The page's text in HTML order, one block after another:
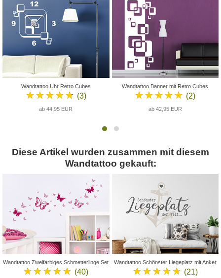
Wandtattoo Uhr Retro Cubes
★★★★★ (3)
ab 44,95 EUR
Wandtattoo Banner mit Retro Cubes
★★★★★ (2)
ab 42,95 EUR
Diese Artikel wurden zusammen mit diesem
Wandtattoo gekauft:
Wandtattoo Zweifarbiges Schmetterlinge Set
★★★★★ (40)
Wandtattoo Schönster Liegeplatz mit Anker
★★★★★ (21)